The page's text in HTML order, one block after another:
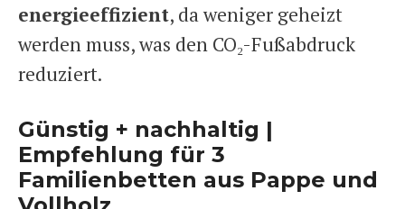
energieeffizient, da weniger geheizt
werden muss, was den CO₂-Fußabdruck
reduziert.
Günstig + nachhaltig |
Empfehlung für 3
Familienbetten aus Pappe und